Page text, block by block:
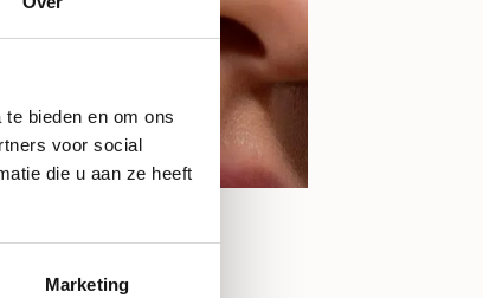
bieden en om ons
voor social
die u aan ze heeft
Marketing